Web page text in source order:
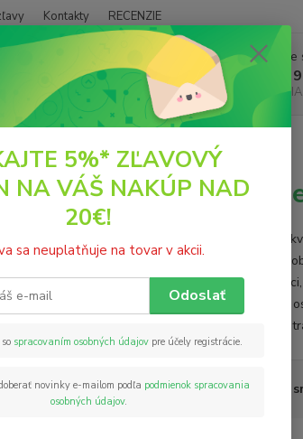
Kontakty RECENZIE
Hľadať
Neviete
+421
(PO -
BIO Lipový kvet sypaný čaj 35g Sonnentor
sypaný čaj 35g
Lipový
šíri
keď ho
Nie
5%* ZĽAVOVÝ
NA VÁŠ NAKÚP NAD
20€!
sa neuplatňuje na tovar v akcii.
Odoslať
spracovaním osobných údajov pre účely registrácie.
novinky e-mailom podľa podmienok spracovania
osobných údajov.